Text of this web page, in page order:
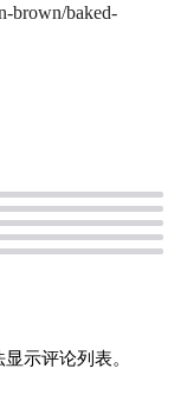
brown/baked-
示评论列表。